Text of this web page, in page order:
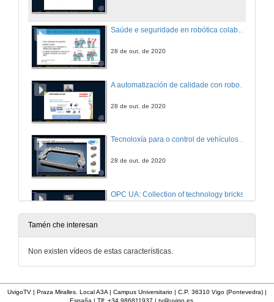
Saúde e seguridade en robótica colaborativa
28 de out. de 2020
28 de out. de 2020
Tecnoloxía para o control de vehículos independientes; alta flexibilidade e eficiencia
28 de out. de 2020
OPC UA: Collection of technology bricks
28 de out. de 2020
Fabricando con 0 defectos grazas á IA
Tamén che interesan
Non existen vídeos de estas características.
UvigoTV | Praza Miralles. Local A3A | Campus Universitario | C.P. 36310 Vigo (Pontevedra) |
España | Tlf: +34 986811937 | tv@uvigo.es